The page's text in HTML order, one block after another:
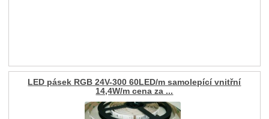
LED pásek RGB 24V-300 60LED/m samolepící vnitřní
14,4W/m cena za ...